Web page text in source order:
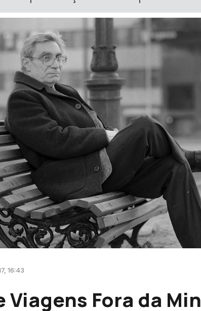
16:43
Viagens Fora da